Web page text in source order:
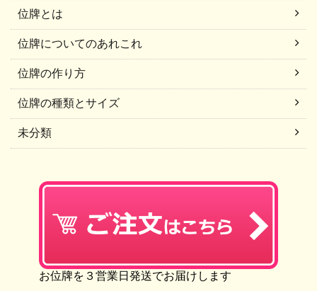
位牌とは
位牌についてのあれこれ
位牌の作り方
位牌の種類とサイズ
未分類
お位牌を３営業日発送でお届けします